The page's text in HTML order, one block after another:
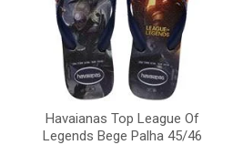
Havaianas Top League Of
Legends Bege Palha 45/46